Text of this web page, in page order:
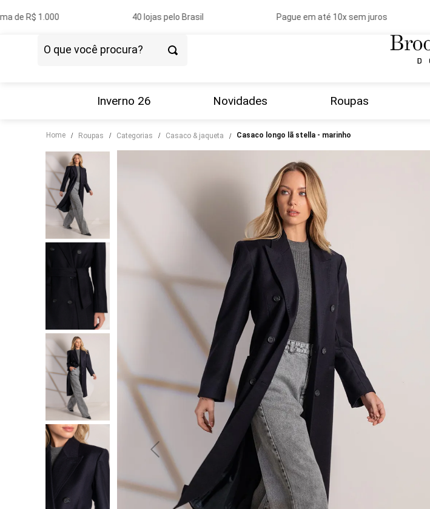
de R$ 1.000 40 lojas pelo Brasil Pague em até 10x sem juros
Inverno 26 Novidades Roupas
Home roupas categorias casaco & jaqueta casaco longo lã stella - marinho
3º
calça
º
blusa
º
tricot
6º
camisa
couro
8º
calça jeans